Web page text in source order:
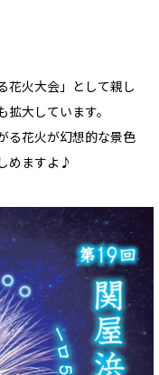
花火大会」として親し
大しています。
る花火が幻想的な景色
めますよ♪